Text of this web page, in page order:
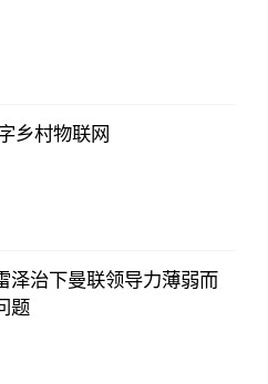
乡村物联网
泽治下曼联领导力薄弱而
题